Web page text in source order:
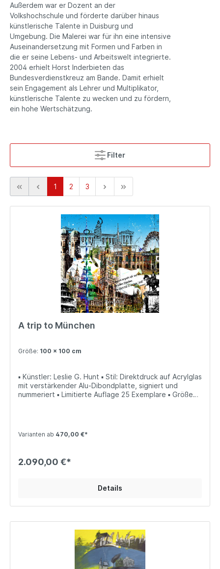
Außerdem war er Dozent an der
Volkshochschule und förderte darüber hinaus
künstlerische Talente in Duisburg und
Umgebung. Die Malerei war für ihn eine intensive
Auseinandersetzung mit Formen und Farben in
die er seine Lebens- und Arbeitswelt integrierte.
2004 erhielt Horst Inderbieten das
Bundesverdienstkreuz am Bande. Damit erhielt
sein Engagement als Lehrer und Multiplikator,
künstlerische Talente zu wecken und zu fördern,
ein hohe Wertschätzung.
Filter
1 2 3
A trip to München
Größe: 100 x 100 cm
▪ Künstler: Leslie G. Hunt ▪ Stil: Direktdruck auf Acrylglas
mit verstärkender Alu-Dibondplatte, signiert und
nummeriert ▪ Limitierte Auflage 25 Exemplare ▪ Größen:
Varianten ab 470,00 €*
2.090,00 €*
Details